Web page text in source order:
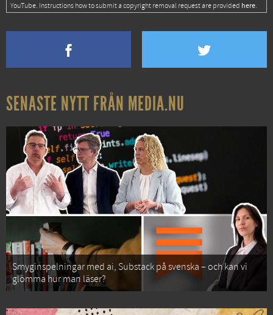
YouTube. Instructions how to submit a copyright removal request are provided here.
SENASTE NYTT FRÅN MEDIA.NU
Smyginspelningar med ai, Substack på svenska – och kan vi
glömma hur man läser?